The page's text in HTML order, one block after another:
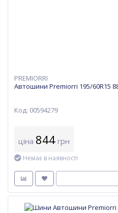
PREMIORRI
Автошини Premiorri 195/60R15
Код: 00594279
ціна 844 грн
Немає в наявності